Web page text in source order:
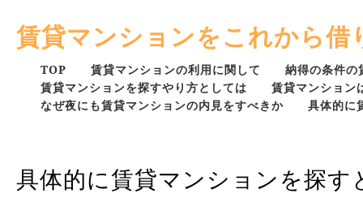
賃貸マンションをこれから借
TOP 賃貸マンションの利用に関して
納得の条件の
賃貸マンションを探すやり方としては
賃貸マンション
なぜ夜にも賃貸マンションの内見をすべきか
具体的に
具体的に賃貸マンションを探す